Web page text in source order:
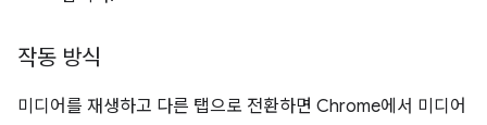
작동 방식
미디어를 재생하고 다른 탭으로 전환하면 Chrome에서 미디어